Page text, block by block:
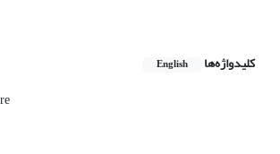
کلیدواژه‌ها English